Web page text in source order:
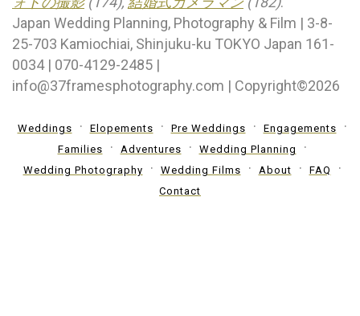
Japan Wedding Planning, Photography & Film | 3-8-
25-703 Kamiochiai, Shinjuku-ku TOKYO Japan 161-
0034 | 070-4129-2485 |
info@37framesphotography.com | Copyright©2026
Weddings Elopements Pre Weddings
Engagements
Families
Adventures
Wedding Planning
Wedding Photography
Wedding Films About
FAQ
Contact